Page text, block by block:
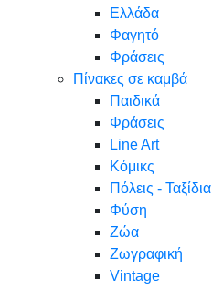
Ελλάδα
Φαγητό
Φράσεις
Πίνακες σε καμβά
Παιδικά
Φράσεις
Line Art
Κόμικς
Πόλεις - Ταξίδια
Φύση
Ζώα
Ζωγραφική
Vintage